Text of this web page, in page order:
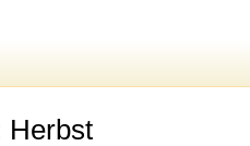
Herbst